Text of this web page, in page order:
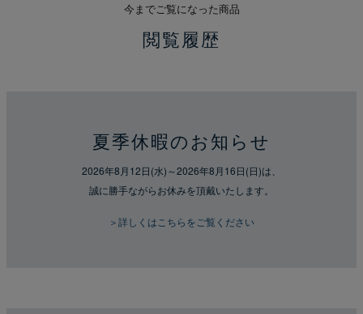
今までご覧になった商品
閲覧履歴
夏季休暇のお知らせ
2026年8月12日(水)～2026年8月16日(日)は、
誠に勝手ながらお休みを頂戴いたします。
＞詳しくはこちらをご覧ください